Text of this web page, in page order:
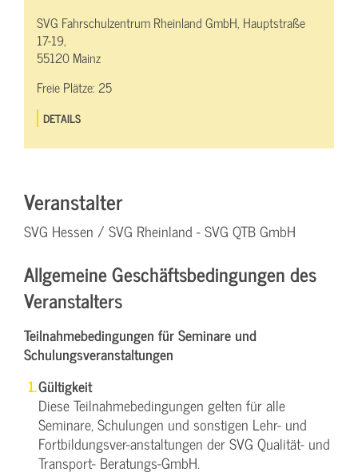
SVG Fahrschulzentrum Rheinland GmbH, Hauptstraße
17-19,
55120 Mainz
Freie Plätze:25
DETAILS
Veranstalter
SVG Hessen / SVG Rheinland - SVG QTB GmbH
Allgemeine Geschäftsbedingungen des
Veranstalters
Teilnahmebedingungen für Seminare und
Schulungsveranstaltungen
Gültigkeit
Diese Teilnahmebedingungen gelten für alle
Seminare, Schulungen und sonstigen Lehr- und
Fortbildungsver-anstaltungen der SVG Qualität- und
Transport- Beratungs-GmbH.